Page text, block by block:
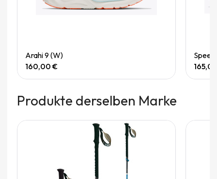
Arahi 9 (W)
160,00 €
Produkte derselben Marke